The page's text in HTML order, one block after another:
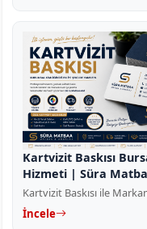
Kartvizit Baskısı
Hizmeti | Süra
Kartvizit Baskısı ile
İncele